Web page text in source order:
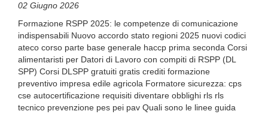
02 Giugno 2026
Formazione RSPP 2025: le competenze di comunicazione
indispensabili Nuovo accordo stato regioni 2025 nuovi codici
ateco corso parte base generale haccp prima seconda Corsi
alimentaristi per Datori di Lavoro con compiti di RSPP (DL
SPP) Corsi DLSPP gratuiti gratis crediti formazione
preventivo impresa edile agricola Formatore sicurezza: cps
cse autocertificazione requisiti diventare obblighi rls rls
tecnico prevenzione pes pei pav Quali sono le linee guida